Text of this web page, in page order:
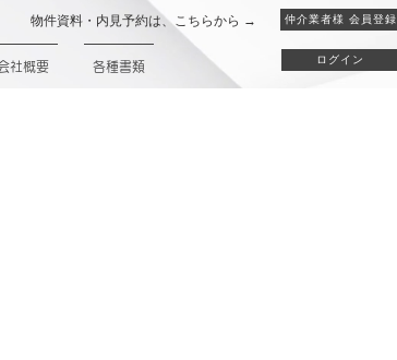
物件資料・内見予約は、こちらから → 仲介業者様 会員登録
社概要 各種書類
ログイン